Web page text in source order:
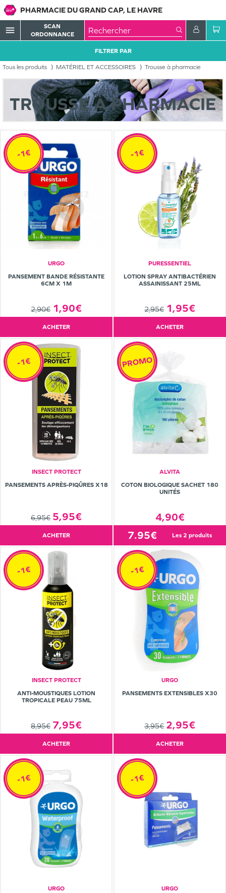
PHARMACIE DU GRAND CAP, LE HAVRE
menu
SCAN
ORDONNANCE
Tous les produits MATÉRIEL ET ACCESSOIRES Trousse à pharmacie
FILTRER PAR
TROUSSE À PHARMACIE
URGO
PANSEMENT BANDE RÉSISTANTE
6CM X 1M
2,90€ 1,90€
-1€
ACHETER
PURESSENTIEL
LOTION SPRAY ANTIBACTÉRIEN
ASSAINISSANT 25ML
2,95€ 1,95€
-1€
ACHETER
INSECT PROTECT
PANSEMENTS APRÈS-PIQÛRES X18
6,95€ 5,95€
-1€
ACHETER
ALVITA
COTON BIOLOGIQUE SACHET 180
UNITÉS
4,90€
PROMO
7.95€ les 2 produits
INSECT PROTECT
ANTI-MOUSTIQUES LOTION
TROPICALE PEAU 75ML
8,95€ 7,95€
-1€
ACHETER
URGO
PANSEMENTS EXTENSIBLES X30
3,95€ 2,95€
-1€
ACHETER
URGO
-1€
URGO
-1€